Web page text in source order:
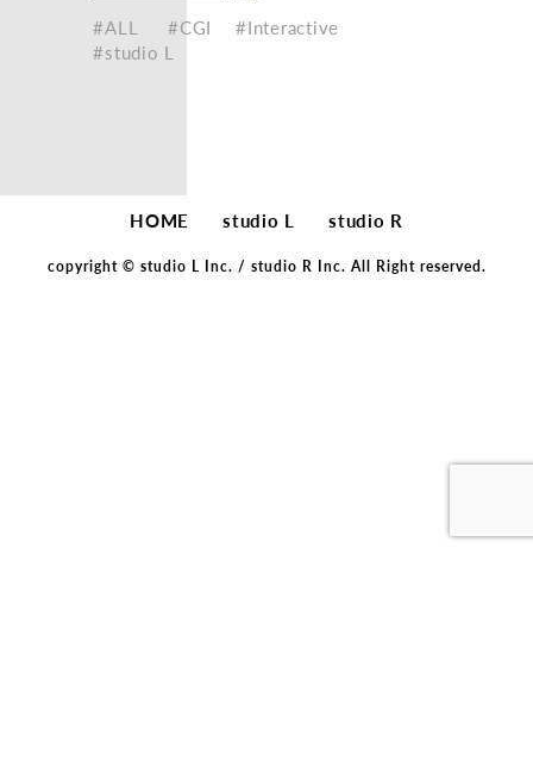
#ALL #CGI
#Interactive
#studio L
HOME studio L studio R
copyright © studio L Inc. / studio R Inc. All Right reserved.